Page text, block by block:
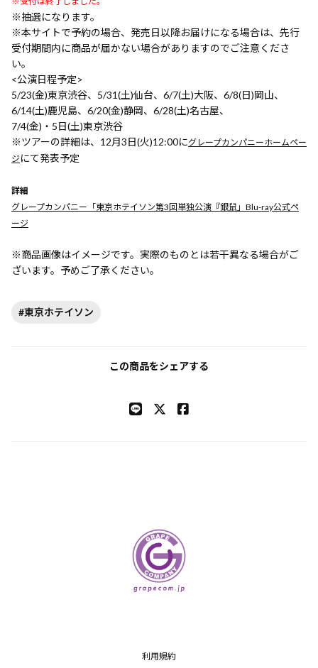
※抽選になります。
※本サイトで予約の場合、発売日以降お届けになる場合は、先行
受付期間内に商品が届かない場合がありますのでご注意くださ
い。
<公演日程予定>
5/23(金)東京渋谷、5/31(土)仙台、6/7(土)大阪、6/8(日)岡山、
6/14(土)鹿児島、6/20(金)静岡、6/28(土)名古屋、
7/4(金)・5日(土)東京渋谷
※ツアーの詳細は、12月3日(火)12:00にグレープカンパニーホームペー
ジ にて発表予定
詳細
グレープカンパニー「東京ホテイソン第3回単独公演『銀鼠」Blu-ray公式ペ
ージ
※商品画像はイメージです。実際のものとは若干異なる場合がご
ざいます。予めご了承ください。
#東京ホテイソン
この商品をシェアする
利用規約